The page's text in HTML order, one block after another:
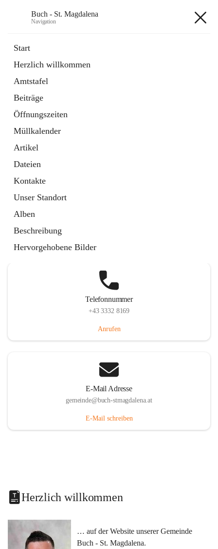
Buch - St. Magdalena
Navigation
Start
Herzlich willkommen
Amtstafel
Beiträge
Öffnungszeiten
Müllkalender
Artikel
Dateien
Kontakte
Unser Standort
Alben
Beschreibung
Hervorgehobene Bilder
11 Schnellzugriffe
Bürgerservice
10 Schnellzugriffe
Telefonnummer
+43 3332 8169
Anrufen
E-Mail Adresse
gemeinde@buch-stmagdalena.at
E-Mail schreiben
Herzlich willkommen
… auf der Website unserer Gemeinde
Buch - St. Magdalena.